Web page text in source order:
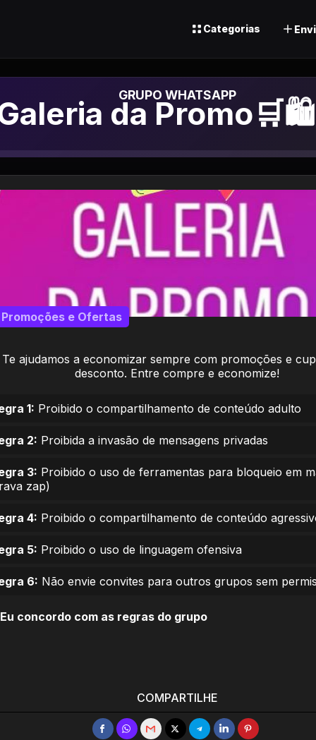
Categorias
de Whatsapp
da Promo🛒🛍️
Te ajudamos a economizar sempre com promoções e
desconto. Entre compre e economize!
Promoções e Ofertas
1: Proibido o compartilhamento de conteúdo adulto
2: Proibida a invasão de mensagens privadas
3: Proibido o uso de ferramentas para bloqueio em
zap)
4: Proibido o compartilhamento de conteúdo
5: Proibido o uso de linguagem ofensiva
6: Não envie convites para outros grupos sem
Eu concordo com as regras do grupo
COMPARTILHE